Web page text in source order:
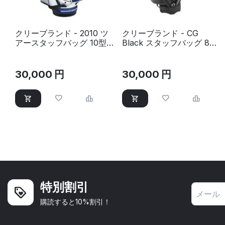
クリーブランド - 2010 ツ
アースタッフバッグ 10型
30,000 円
クリーブランド - CG
Black スタッフバッグ 80
30,000 円
特別割引
購読すると10%割引！